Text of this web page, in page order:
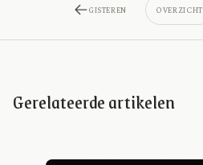
GISTEREN OVERZICHT
Gerelateerde artikelen